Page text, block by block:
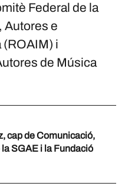
Federal de la
Autores e
(ROAIM) i
de Música
cap de Comunicació,
SGAE i la Fundació